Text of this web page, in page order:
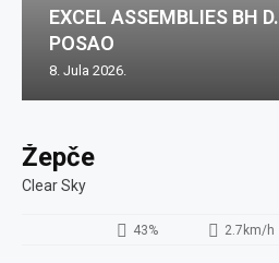
Žepče
Clear Sky
43% 2.7km/h
EXCEL ASSEMBLIES BH
POSAO
8. Jula 2026.